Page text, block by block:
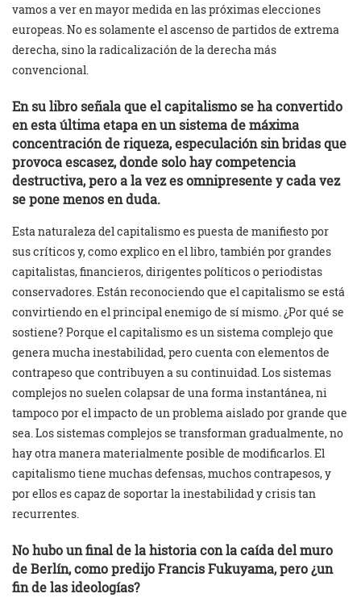
vamos a ver en mayor medida en las próximas elecciones
europeas. No es solamente el ascenso de partidos de extrema
derecha, sino la radicalización de la derecha más
convencional.
En su libro señala que el capitalismo se ha convertido
en esta última etapa en un sistema de máxima
concentración de riqueza, especulación sin bridas que
provoca escasez, donde solo hay competencia
destructiva, pero a la vez es omnipresente y cada vez
se pone menos en duda.
Esta naturaleza del capitalismo es puesta de manifiesto por
sus críticos y, como explico en el libro, también por grandes
capitalistas, financieros, dirigentes políticos o periodistas
conservadores. Están reconociendo que el capitalismo se está
convirtiendo en el principal enemigo de sí mismo. ¿Por qué se
sostiene? Porque el capitalismo es un sistema complejo que
genera mucha inestabilidad, pero cuenta con elementos de
contrapeso que contribuyen a su continuidad. Los sistemas
complejos no suelen colapsar de una forma instantánea, ni
tampoco por el impacto de un problema aislado por grande que
sea. Los sistemas complejos se transforman gradualmente, no
hay otra manera materialmente posible de modificarlos. El
capitalismo tiene muchas defensas, muchos contrapesos, y
por ellos es capaz de soportar la inestabilidad y crisis tan
recurrentes.
No hubo un final de la historia con la caída del muro
de Berlín, como predijo Francis Fukuyama, pero ¿un
fin de las ideologías?